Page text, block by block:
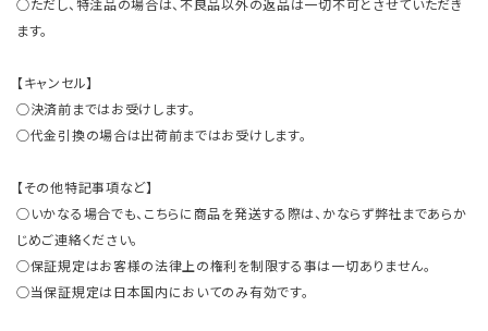
○ただし、特注品の場合は、不良品以外の返品は一切不可とさせていただき
ます。
【キャンセル】
○決済前まではお受けします。
○代金引換の場合は出荷前まではお受けします。
【その他特記事項など】
○いかなる場合でも、こちらに商品を発送する際は、かならず弊社まであらか
じめご連絡ください。
○保証規定はお客様の法律上の権利を制限する事は一切ありません。
○当保証規定は日本国内においてのみ有効です。